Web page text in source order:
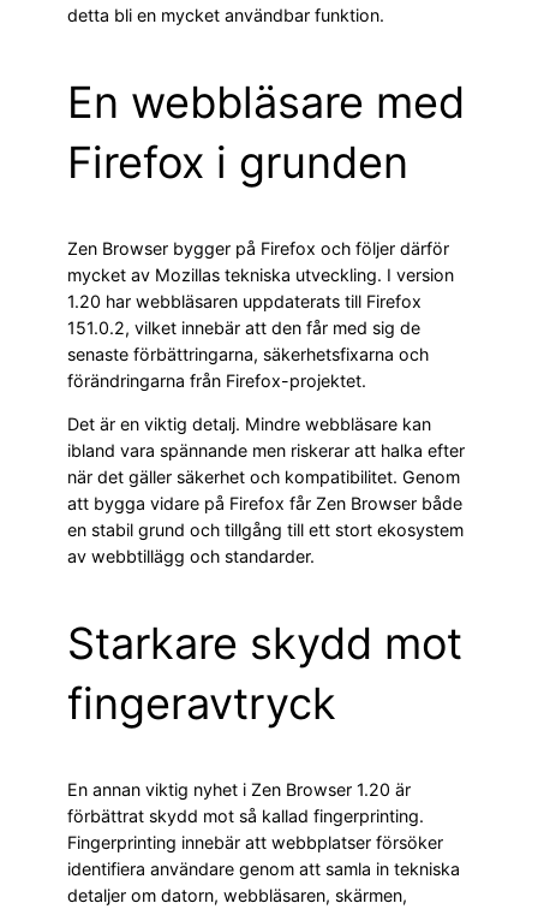
detta bli en mycket användbar funktion.
En webbläsare med
Firefox i grunden
Zen Browser bygger på Firefox och följer därför
mycket av Mozillas tekniska utveckling. I version
1.20 har webbläsaren uppdaterats till Firefox
151.0.2, vilket innebär att den får med sig de
senaste förbättringarna, säkerhetsfixarna och
förändringarna från Firefox-projektet.
Det är en viktig detalj. Mindre webbläsare kan
ibland vara spännande men riskerar att halka efter
när det gäller säkerhet och kompatibilitet. Genom
att bygga vidare på Firefox får Zen Browser både
en stabil grund och tillgång till ett stort ekosystem
av webbtillägg och standarder.
Starkare skydd mot
fingeravtryck
En annan viktig nyhet i Zen Browser 1.20 är
förbättrat skydd mot så kallad fingerprinting.
Fingerprinting innebär att webbplatser försöker
identifiera användare genom att samla in tekniska
detaljer om datorn, webbläsaren, skärmen,